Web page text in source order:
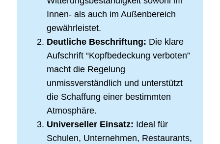
Innen- als auch im Außenbereich
gewährleistet.
Deutliche Beschriftung: Die klare
Aufschrift “Kopfbedeckung verboten”
macht die Regelung
unmissverständlich und unterstützt
die Schaffung einer bestimmten
Atmosphäre.
Universeller Einsatz: Ideal für
Schulen, Unternehmen, Restaurants,